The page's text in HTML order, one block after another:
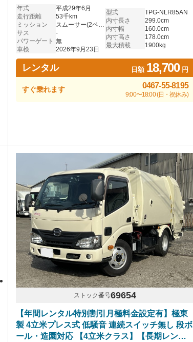
年式
平成29年6月
走行距離
53千km
ミッション
スムーサー(2ペダル)
サス
-
パワーゲート 無
車検
2026年9月23日
型式
TPG-NLR85AN
内寸長さ
299.0cm
内寸幅
160.0cm
内寸高さ
178.0cm
最大積載
1900kg
レンタル 日額 18,700円
すぐ乗れます 0467-55-8195
9:00〜18:00 (日・祝休み)
ストック番号69654
【年間レンタル特別割引月極料金設定有】極東
製 4立米プレス式 低騒音 連続スイッチ無し 段ボ
ール・造園対応 【4立米クラス】【長期レンタ